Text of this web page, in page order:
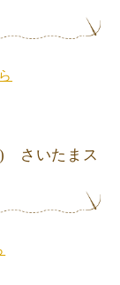
さいたまス